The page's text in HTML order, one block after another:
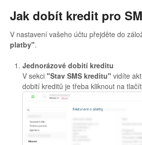
Jak dobít kredit pro
V nastavení vašeho účtu přejděte do
platby".
Jednorázové dobití kreditu
V sekci "Stav SMS kreditu" vidíte
dobití kreditů je třeba kliknout na